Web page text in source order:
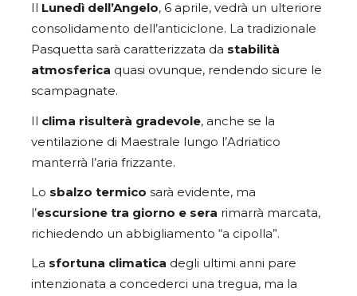
Lunedì dell’Angelo, 6 aprile, vedrà un ulteriore
consolidamento dell’anticiclone. La tradizionale
Pasquetta sarà caratterizzata da stabilità
atmosferica quasi ovunque, rendendo sicure le
scampagnate.
Il clima risulterà gradevole, anche se la
ventilazione di Maestrale lungo l’Adriatico
manterrà l’aria frizzante.
Lo sbalzo termico sarà evidente, ma
l’escursione tra giorno e sera rimarrà marcata,
richiedendo un abbigliamento “a cipolla”.
La sfortuna climatica degli ultimi anni pare
intenzionata a concederci una tregua, ma la